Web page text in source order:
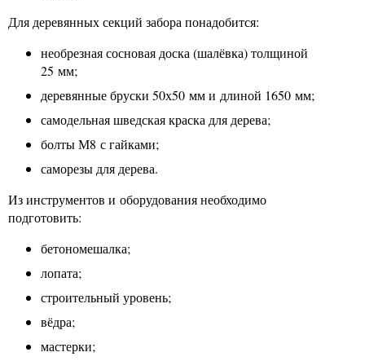
Для деревянных секций забора понадобится:
необрезная сосновая доска (шалёвка) толщиной
25 мм;
деревянные бруски 50х50 мм и длиной 1650 мм;
самодельная шведская краска для дерева;
болты М8 с гайками;
саморезы для дерева.
Из инструментов и оборудования необходимо
подготовить:
бетономешалка;
лопата;
строительный уровень;
вёдра;
мастерки;